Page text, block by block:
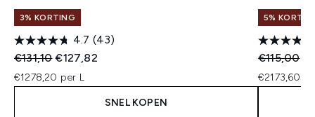
3% KORTING
4.7 (43)
Recommended Retail Price:
€131,10Huidige prijs:
€127,82
€1278,20 per L
SNEL KOPEN
5%
€115,00
€2173,60